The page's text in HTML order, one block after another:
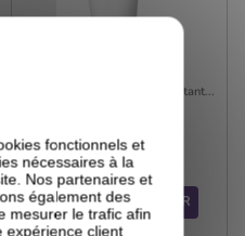
Bounce Curl - Masque Hydratant...
Prix
39,99 €
AJOUTER AU PANIER
fonctionnels et
nécessaires à la
Nos partenaires et
également des
mesurer le trafic afin
expérience client